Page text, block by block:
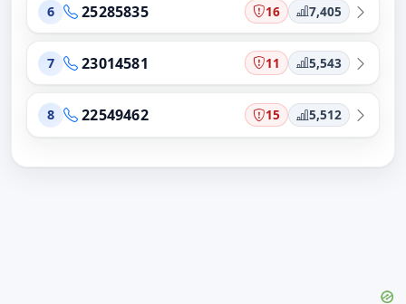
6 25285835 16 7,405
7 23014581 11 5,543
8 22549462 15 5,512